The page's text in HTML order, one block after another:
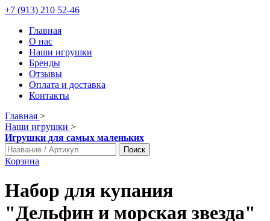
+7 (913) 210 52-46
Главная
О нас
Наши игрушки
Бренды
Отзывы
Оплата и доставка
Контакты
Главная >
Наши игрушки >
Игрушки для самых маленьких
Поиск
Корзина
Набор для купания
"Дельфин и морская звезда"